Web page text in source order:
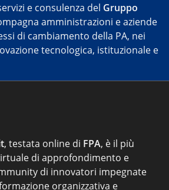
e consulenza del Gruppo
amministrazioni e aziende
di cambiamento della PA, nei
tecnologica, istituzionale e
, testata online di FPA, è il più
di approfondimento e
di innovatori impegnate
organizzativa e